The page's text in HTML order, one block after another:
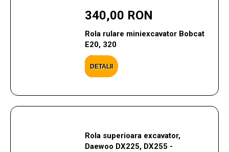
340,00 RON
Rola rulare miniexcavator Bobcat
E20, 320
DETALII
Rola superioara excavator,
Daewoo DX225, DX255 -